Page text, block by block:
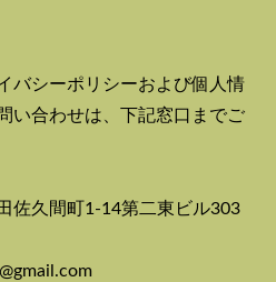
バシーポリシーおよび個人情
い合わせは、下記窓口までご
佐久間町1-14第二東ビル303